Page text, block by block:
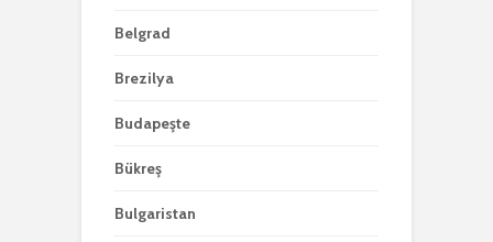
Belgrad
Brezilya
Budapeşte
Bükreş
Bulgaristan